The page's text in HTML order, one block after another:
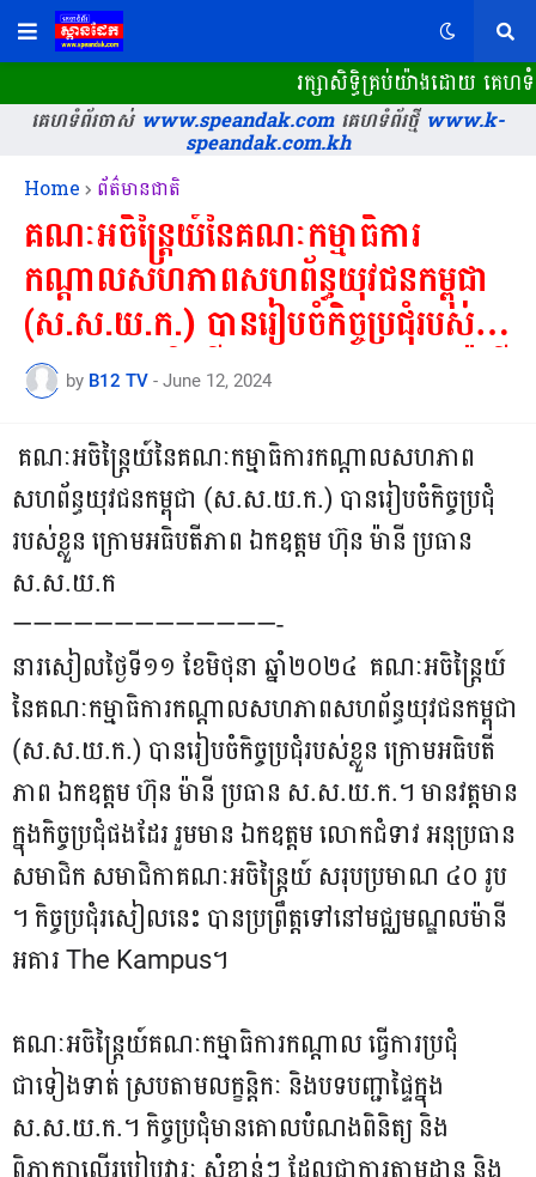
រក្សាសិទ្ធិគ្រប់យ៉ាងដោយ គេហទំ
គេហទំព័រចាស់www.speandak.comគេហទំព័រថ្មីwww.k-
speandak.com.kh
Home ព័ត៌មានជាតិ
គណៈអចិន្រ្តៃយ៍នៃគណៈកម្មាធិការ
កណ្តាលសហភាពសហព័ន្ធយុវជនកម្ពុជា
(ស.ស.យ.ក.) បានរៀបចំកិច្ចប្រជុំរបស់
ខ្លួន ក្រោមអធិបតីភាព ឯកឧត្តម ហ៊ុន ម៉ានី
ប្រធាន ស.ស.យ.ក
by B12 TV - June 12, 2024
គណៈអចិន្រ្តៃយ៍នៃគណៈកម្មាធិការកណ្តាលសហភាព
សហព័ន្ធយុវជនកម្ពុជា (ស.ស.យ.ក.) បានរៀបចំកិច្ចប្រជុំ
របស់ខ្លួន ក្រោមអធិបតីភាព ឯកឧត្តម ហ៊ុន ម៉ានី ប្រធាន
ស.ស.យ.ក
—————————————-
នារសៀលថ្ងៃទី១១ ខែមិថុនា ឆ្នាំ២០២៤ គណៈអចិន្រ្តៃយ៍
នៃគណៈកម្មាធិការកណ្តាលសហភាពសហព័ន្ធយុវជនកម្ពុជា
(ស.ស.យ.ក.) បានរៀបចំកិច្ចប្រជុំរបស់ខ្លួន ក្រោមអធិបតី
ភាព ឯកឧត្តម ហ៊ុន ម៉ានី ប្រធាន ស.ស.យ.ក.។ មានវត្តមាន
ក្នុងកិច្ចប្រជុំផងដែរ រួមមាន ឯកឧត្តម លោកជំទាវ អនុប្រធាន
សមាជិក សមាជិកាគណៈអចិន្រ្តៃយ៍ សរុបប្រមាណ ៤០ រូប
។ កិច្ចប្រជុំរសៀលនេះ បានប្រព្រឹត្តទៅនៅមជ្ឈមណ្ឌលម៉ានី
អគារ The Kampus។
គណៈអចិន្រ្តៃយ៍គណៈកម្មាធិការកណ្តាល ធ្វើការប្រជុំ
ជាទៀងទាត់ ស្របតាមលក្ខន្តិកៈ និងបទបញ្ជាផ្ទៃក្នុង
ស.ស.យ.ក.។ កិច្ចប្រជុំមានគោលបំណងពិនិត្យ និង
ពិភាក្សាលើរបៀបវារៈ សំខាន់ៗ ដែលជាការតាមដាន និង